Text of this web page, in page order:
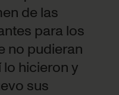
de las
para los
no pudieran
lo hicieron y
sus